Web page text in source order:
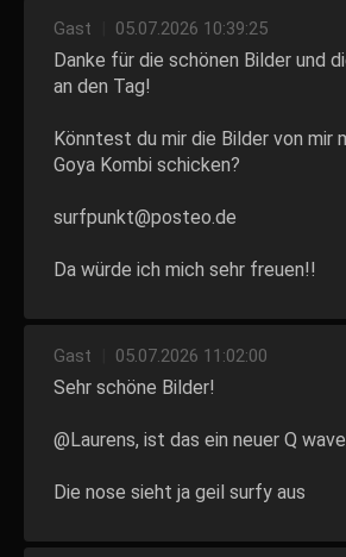
Gast 05.07.2026 10:39:25
Danke für die schönen Bilder und
an den Tag!
Könntest du mir die Bilder von mir
Goya Kombi schicken?
surfpunkt@posteo.de
Da würde ich mich sehr freuen!!
Gast 05.07.2026 11:02:00
Sehr schöne Bilder!
@Laurens, ist das ein neuer Q
Die nose sieht ja geil surfy aus